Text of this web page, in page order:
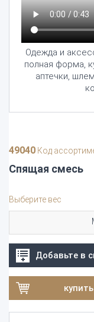
Одежда и
полная форма,
аптечки,
49040 Код
Спящая смесь
Выберите вес
Добавьте в
купить